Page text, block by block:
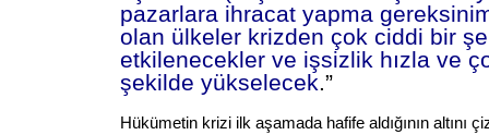
pazarlara ihracat yapma
olan ülkeler krizden çok ciddi bir
etkilenecekler ve işsizlik hızla ve
şekilde yükselecek.”
Hükümetin krizi ilk aşamada hafife aldığının altını